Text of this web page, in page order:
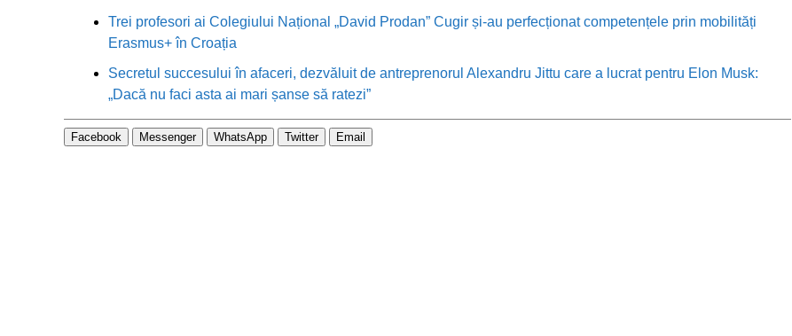
Trei profesori ai Colegiului Național „David Prodan” Cugir și-au perfecționat competențele prin mobilități
Erasmus+ în Croația
Secretul succesului în afaceri, dezvăluit de antreprenorul Alexandru Jittu care a lucrat pentru Elon Musk:
„Dacă nu faci asta ai mari șanse să ratezi”
Facebook Messenger WhatsApp Twitter Email